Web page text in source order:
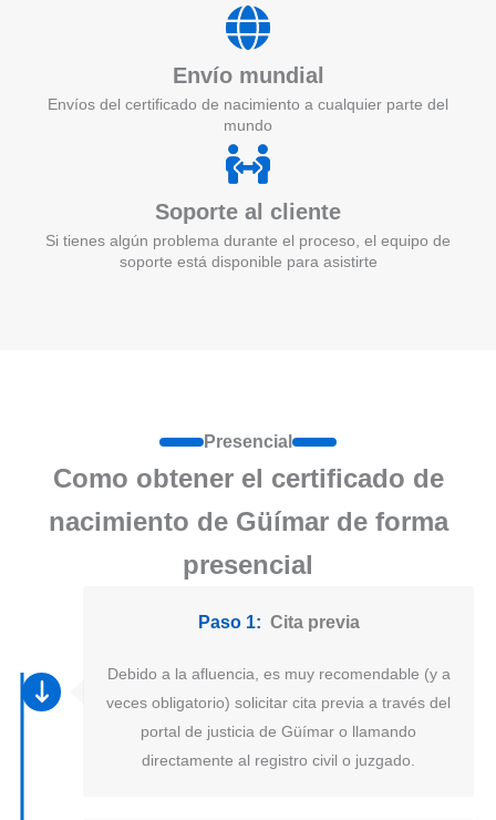
Envío mundial
Envíos del certificado de nacimiento a cualquier parte del
mundo
Soporte al cliente
Si tienes algún problema durante el proceso, el equipo de
soporte está disponible para asistirte
Presencial
Como obtener el certificado de
nacimiento de Güímar de forma
presencial
Paso 1: Cita previa
Debido a la afluencia, es muy recomendable (y a
veces obligatorio) solicitar cita previa a través del
portal de justicia de Güímar o llamando
directamente al registro civil o juzgado.